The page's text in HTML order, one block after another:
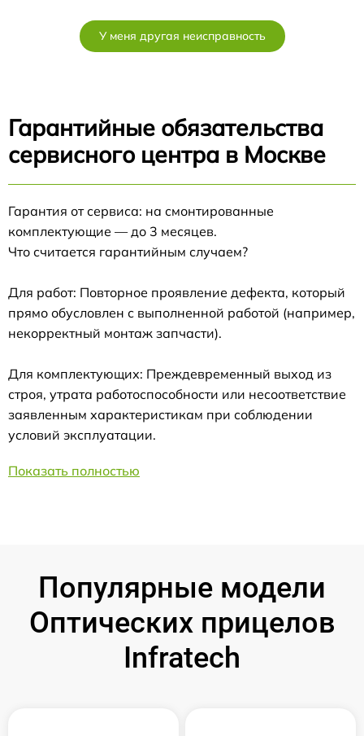
У меня другая неисправность
Гарантийные обязательства
сервисного центра в Москве
Гарантия от сервиса: на смонтированные
комплектующие — до 3 месяцев.
Что считается гарантийным случаем?
Для работ: Повторное проявление дефекта, который
прямо обусловлен с выполненной работой (например,
некорректный монтаж запчасти).
Для комплектующих: Преждевременный выход из
строя, утрата работоспособности или несоответствие
заявленным характеристикам при соблюдении
условий эксплуатации.
Показать полностью
Популярные модели
Оптических прицелов
Infratech